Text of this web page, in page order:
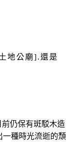
地公廟].還是
仍保有斑駁木造
種時光流逝的頹